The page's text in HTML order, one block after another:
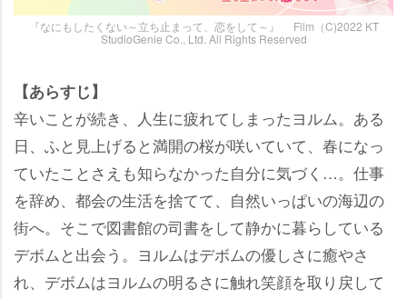
『なにもしたくない～立ち止まって、恋をして～』 Film（C)2022 KT
StudioGenie Co., Ltd. All Rights Reserved
【あらすじ】
辛いことが続き、人生に疲れてしまったヨルム。ある
日、ふと見上げると満開の桜が咲いていて、春になっ
ていたことさえも知らなかった自分に気づく…。仕事
を辞め、都会の生活を捨てて、自然いっぱいの海辺の
街へ。そこで図書館の司書をして静かに暮らしている
デボムと出会う。ヨルムはデボムの優しさに癒やさ
れ、デボムはヨルムの明るさに触れ笑顔を取り戻して